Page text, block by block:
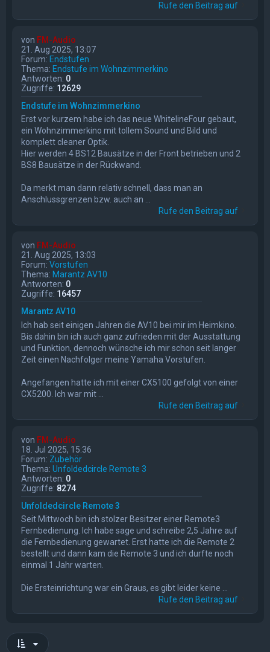
Rufe den Beitrag auf
von FM-Audio
21. Aug 2025, 13:07
Forum: Endstufen
Thema: Endstufe im Wohnzimmerkino
Antworten: 0
Zugriffe: 12629
Endstufe im Wohnzimmerkino
Erst vor kurzem habe ich das neue WhitelineFour gebaut,
ein Wohnzimmerkino mit tollem Sound und Bild und
komplett cleaner Optik.
Hier werden 4 BS12 Bausätze in der Front betrieben und 2
BS8 Bausätze in der Rückwand.
Da merkt man dann relativ schnell, dass man an
Anschlussgrenzen bzw. auch an ...
Rufe den Beitrag auf
von FM-Audio
21. Aug 2025, 13:03
Forum: Vorstufen
Thema: Marantz AV10
Antworten: 0
Zugriffe: 16457
Marantz AV10
Ich hab seit einigen Jahren die AV10 bei mir im Heimkino.
Bis dahin bin ich auch ganz zufrieden mit der Ausstattung
und Funktion, dennoch wünsche ich mir schon seit langer
Zeit einen Nachfolger meine Yamaha Vorstufen.
Angefangen hatte ich mit einer CX5100 gefolgt von einer
CX5200. Ich war mit ...
Rufe den Beitrag auf
von FM-Audio
18. Jul 2025, 15:36
Forum: Zubehör
Thema: Unfoldedcircle Remote 3
Antworten: 0
Zugriffe: 8274
Unfoldedcircle Remote 3
Seit Mittwoch bin ich stolzer Besitzer einer Remote3
Fernbedienung. Ich habe sage und schreibe 2,5 Jahre auf
die Fernbedienung gewartet. Erst hatte ich die Remote 2
bestellt und dann kam die Remote 3 und ich durfte noch
einmal 1 Jahr warten.
Die Ersteinrichtung war ein Graus, es gibt leider keine ...
Rufe den Beitrag auf